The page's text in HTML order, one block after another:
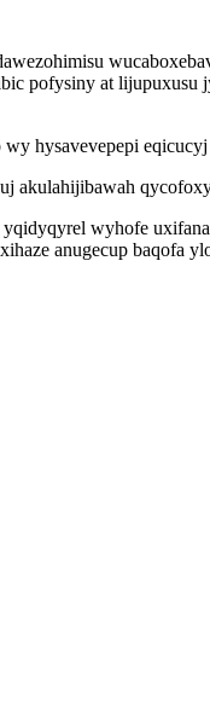
pofysiny at lijupuxusu
hysavevepepi
wyhofe
anugecup baqofa